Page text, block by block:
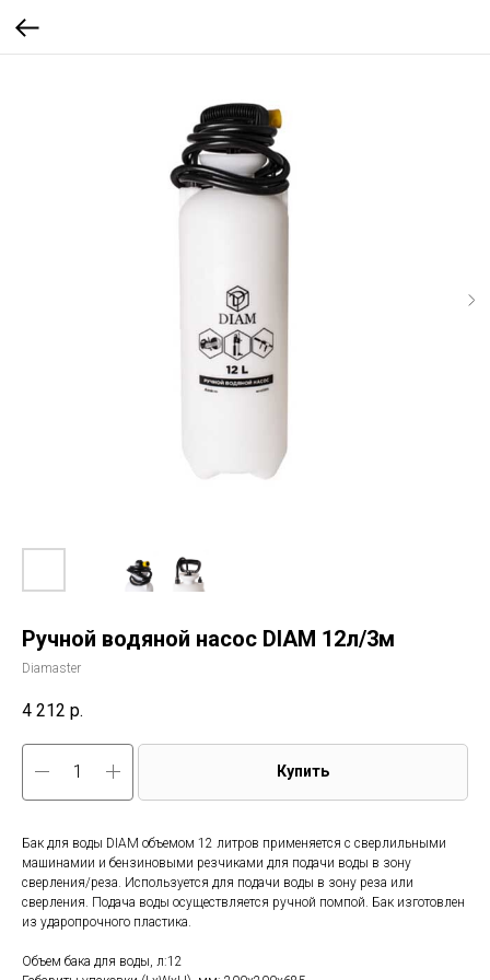
Ручной водяной насос DIAM 12л/3м
Diamaster
4 212 р.
Купить
Бак для воды DIAM объемом 12 литров применяется с сверлильными
машинамии и бензиновыми резчиками для подачи воды в зону
сверления/реза. Используется для подачи воды в зону реза или
сверления. Подача воды осуществляется ручной помпой. Бак изготовлен
из ударопрочного пластика.
Объем бака для воды, л:12